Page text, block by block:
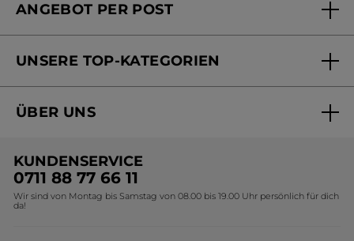
Mein Konto
Online Preisliste
ANGEBOT PER POST
Versandhandel Preisliste
UNSERE TOP-KATEGORIEN
Black Friday Yves Rocher
Geschenkideen Yves Rocher
Kollektion Monoi Yves Rocher
ÜBER UNS
Umweltstiftung YR
Affiliate Programm
KUNDENSERVICE
0711 88 77 66 11
Wir sind von Montag bis Samstag von 08.00 bis 19.00 Uhr persönlich für dich
da!